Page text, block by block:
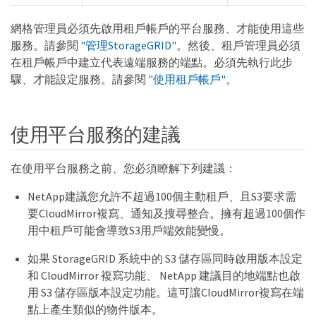
網格管理員必須先啟用租戶帳戶的平台服務、才能使用這些
服務。請參閱 "管理StorageGRID"。然後、租戶管理員必須
在租戶帳戶中建立代表遠端服務的端點。必須先執行此步
驟、才能設定服務。請參閱 "使用租戶帳戶"。
使用平台服務的建議
在使用平台服務之前、您必須瞭解下列建議：
NetApp建議您允許不超過100個主動租戶、且S3要求需
要CloudMirror複寫、通知及搜尋整合。擁有超過100個作
用中租戶可能會導致S3用戶端效能變慢。
如果 StorageGRID 系統中的 S3 儲存區同時啟用版本設定
和 CloudMirror 複寫功能、 NetApp 建議目的地端點也啟
用 S3 儲存區版本設定功能。這可讓CloudMirror複寫在端
點上產生類似的物件版本。